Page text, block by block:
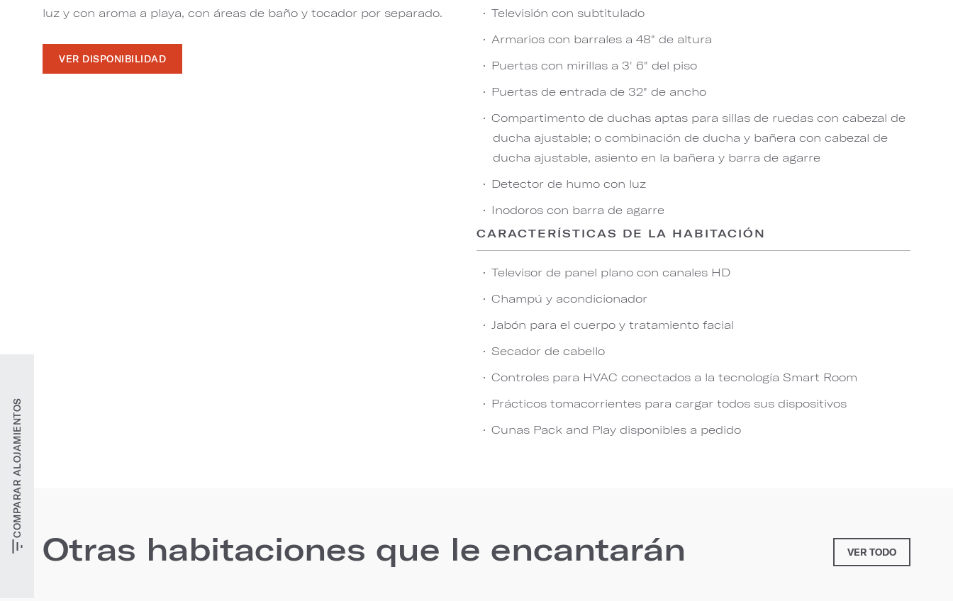
COMPARAR ALOJAMIENTOS
luz y con aroma a playa, con áreas de baño y tocador por separado.
VER DISPONIBILIDAD
Televisión con subtitulado
Armarios con barrales a 48" de altura
Puertas con mirillas a 3' 6" del piso
Puertas de entrada de 32" de ancho
Compartimento de duchas aptas para sillas de ruedas con cabezal de
ducha ajustable; o combinación de ducha y bañera con cabezal de
ducha ajustable, asiento en la bañera y barra de agarre
Detector de humo con luz
Inodoros con barra de agarre
CARACTERÍSTICAS DE LA HABITACIÓN
Televisor de panel plano con canales HD
Champú y acondicionador
Jabón para el cuerpo y tratamiento facial
Secador de cabello
Controles para HVAC conectados a la tecnología Smart Room
Prácticos tomacorrientes para cargar todos sus dispositivos
Cunas Pack and Play disponibles a pedido
Otras habitaciones que le encantarán VER TODO